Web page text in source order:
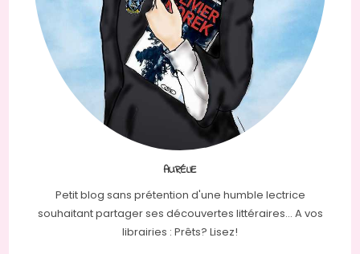
AURÉLIE
Petit blog sans prétention d'une humble lectrice
souhaitant partager ses découvertes littéraires... A vos
librairies : Prêts? Lisez!